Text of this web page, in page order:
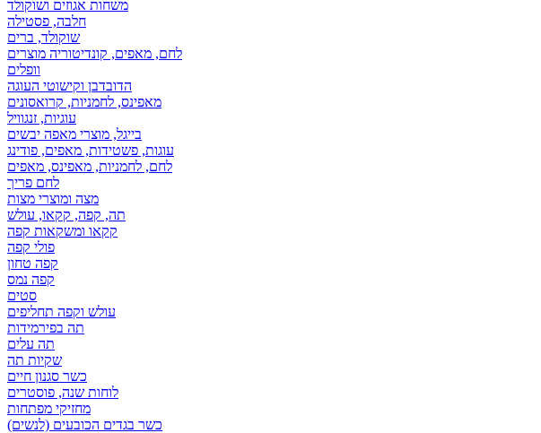
משחות אגוזים ושוקולד
חלבה, פסטילה
שוקולד, ברים
לחם, מאפים, קונדיטוריה מוצרים
וופלים
הדובדבן וקישוטי העוגה
מאפינס, לחמניות, קרואסונים
עוגיות, זנגוויל
בייגל, מוצרי מאפה יבשים
עוגות, פשטידות, מאפים, פודינג
לחם, לחמניות, מאפינס, מאפים
לחם פריך
מצה ומוצרי מצות
תה, קפה, קקאו, עולש
קקאו ומשקאות קפה
פולי קפה
קפה טחון
קפה נמס
סטים
עולש וקפה תחליפים
תה בפירמידות
תה עלים
שקיות תה
כשר סגנון חיים
לוחות שנה, פוסטרים
מחזיקי מפתחות
כשר בגדים הכובעים (לנשים)